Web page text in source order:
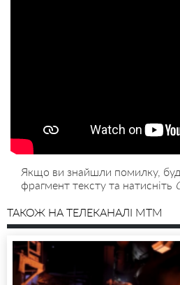
Якщо ви знайшли помилку,
фрагмент тексту та натисніть
ТАКОЖ НА ТЕЛЕКАНАЛІ MTM